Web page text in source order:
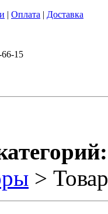
| Оплата | Доставка
15
> Товар